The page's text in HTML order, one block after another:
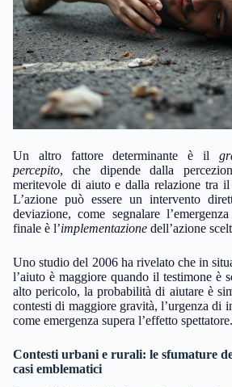
Un altro fattore determinante è il
percepito, che dipende dalla
meritevole di aiuto e dalla relazione tra
L’azione può essere un intervento
deviazione, come segnalare
finale è l’implementazione dell’azione
Uno studio del 2006 ha rivelato che in
l’aiuto è maggiore quando il testimone è
alto pericolo, la probabilità di aiutare è
contesti di maggiore gravità, l’urgenza di
come emergenza supera l’effetto spettatore.
Contesti urbani e rurali: le sfumature
casi emblematici